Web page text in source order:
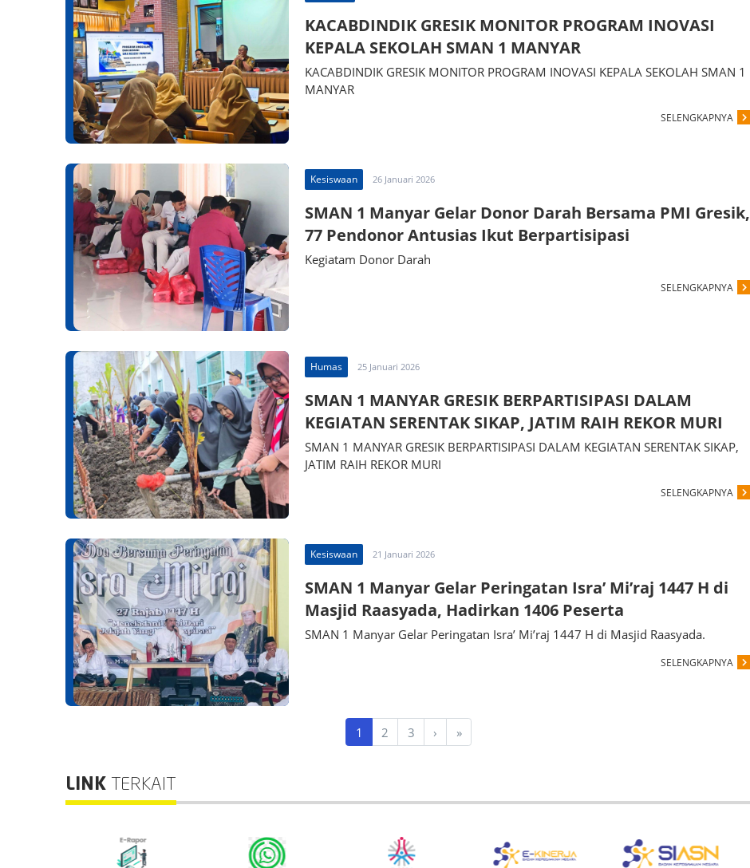
KACABDINDIK GRESIK MONITOR PROGRAM INOVASI
KEPALA SEKOLAH SMAN 1 MANYAR
KACABDINDIK GRESIK MONITOR PROGRAM INOVASI KEPALA SEKOLAH SMAN 1
MANYAR
SELENGKAPNYA
Kesiswaan 26 Januari 2026
SMAN 1 Manyar Gelar Donor Darah Bersama PMI Gresik,
77 Pendonor Antusias Ikut Berpartisipasi
Kegiatam Donor Darah
SELENGKAPNYA
Humas 25 Januari 2026
SMAN 1 MANYAR GRESIK BERPARTISIPASI DALAM
KEGIATAN SERENTAK SIKAP, JATIM RAIH REKOR MURI
SMAN 1 MANYAR GRESIK BERPARTISIPASI DALAM KEGIATAN SERENTAK SIKAP,
JATIM RAIH REKOR MURI
SELENGKAPNYA
Kesiswaan 21 Januari 2026
SMAN 1 Manyar Gelar Peringatan Isra’ Mi’raj 1447 H di
Masjid Raasyada, Hadirkan 1406 Peserta
SMAN 1 Manyar Gelar Peringatan Isra’ Mi’raj 1447 H di Masjid Raasyada.
SELENGKAPNYA
1 2 3 › »
LINK TERKAIT